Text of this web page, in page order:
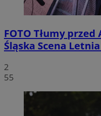
FOTO Tłumy przed
Śląska Scena
2
55